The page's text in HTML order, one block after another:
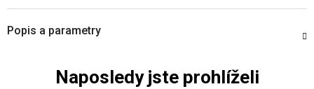
Popis a parametry
Naposledy jste prohlíželi